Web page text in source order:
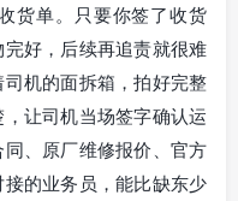
货单。只要你签了收货
好，后续再追责就很难
机的面拆箱，拍好完整
让司机当场签字确认运
、原厂维修报价、官方
的业务员，能比缺东少